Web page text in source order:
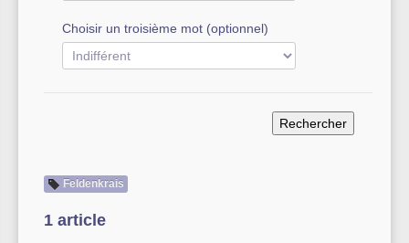
Choisir un troisième mot (optionnel)
Feldenkrais
1 article